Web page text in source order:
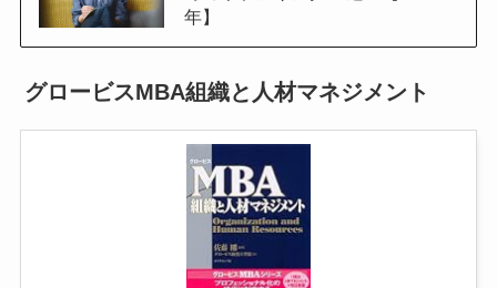
年】
グロービスMBA組織と人材マネジメント